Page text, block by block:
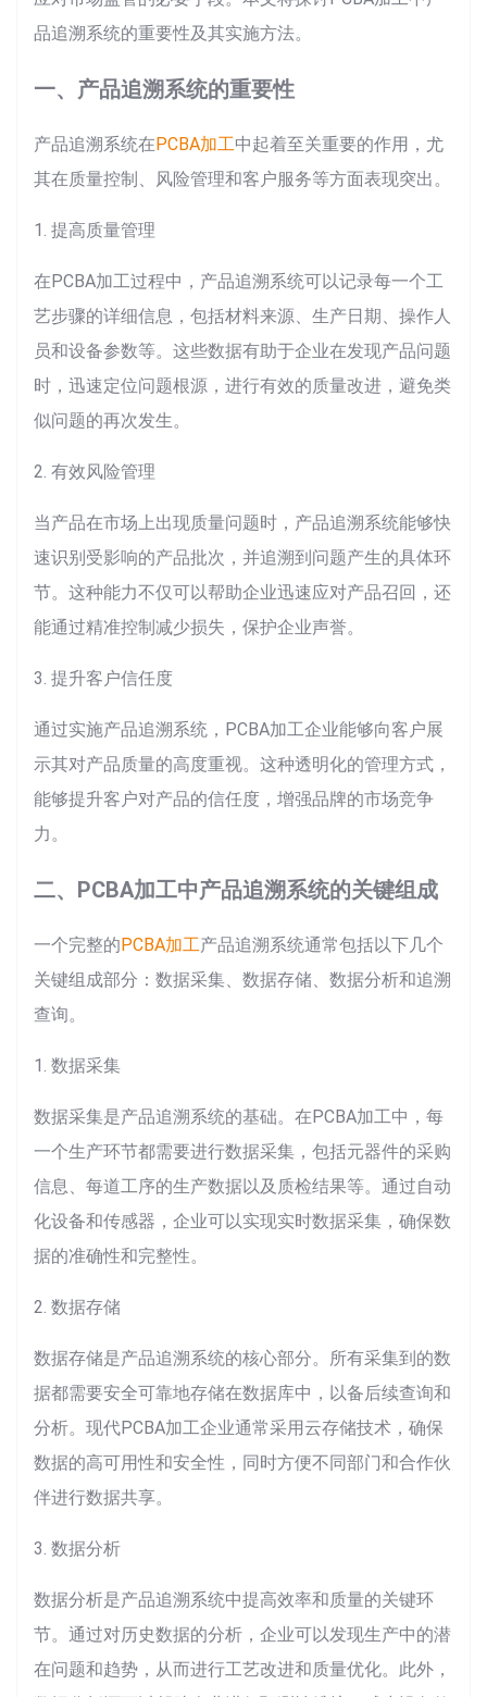
品追溯系统的重要性及其实施方法。
一、产品追溯系统的重要性
产品追溯系统在PCBA加工中起着至关重要的作用，尤
其在质量控制、风险管理和客户服务等方面表现突出。
1. 提高质量管理
在PCBA加工过程中，产品追溯系统可以记录每一个工
艺步骤的详细信息，包括材料来源、生产日期、操作人
员和设备参数等。这些数据有助于企业在发现产品问题
时，迅速定位问题根源，进行有效的质量改进，避免类
似问题的再次发生。
2. 有效风险管理
当产品在市场上出现质量问题时，产品追溯系统能够快
速识别受影响的产品批次，并追溯到问题产生的具体环
节。这种能力不仅可以帮助企业迅速应对产品召回，还
能通过精准控制减少损失，保护企业声誉。
3. 提升客户信任度
通过实施产品追溯系统，PCBA加工企业能够向客户展
示其对产品质量的高度重视。这种透明化的管理方式，
能够提升客户对产品的信任度，增强品牌的市场竞争
力。
二、PCBA加工中产品追溯系统的关键组成
一个完整的PCBA加工产品追溯系统通常包括以下几个
关键组成部分：数据采集、数据存储、数据分析和追溯
查询。
1. 数据采集
数据采集是产品追溯系统的基础。在PCBA加工中，每
一个生产环节都需要进行数据采集，包括元器件的采购
信息、每道工序的生产数据以及质检结果等。通过自动
化设备和传感器，企业可以实现实时数据采集，确保数
据的准确性和完整性。
2. 数据存储
数据存储是产品追溯系统的核心部分。所有采集到的数
据都需要安全可靠地存储在数据库中，以备后续查询和
分析。现代PCBA加工企业通常采用云存储技术，确保
数据的高可用性和安全性，同时方便不同部门和合作伙
伴进行数据共享。
3. 数据分析
数据分析是产品追溯系统中提高效率和质量的关键环
节。通过对历史数据的分析，企业可以发现生产中的潜
在问题和趋势，从而进行工艺改进和质量优化。此外，